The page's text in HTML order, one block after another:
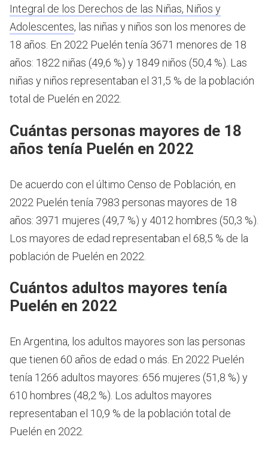
Integral de los Derechos de las Niñas, Niños y
Adolescentes, las niñas y niños son los menores de
18 años. En 2022 Puelén tenía 3671 menores de 18
años: 1822 niñas (49,6 %) y 1849 niños (50,4 %). Las
niñas y niños representaban el 31,5 % de la población
total de Puelén en 2022.
Cuántas personas mayores de 18
años tenía Puelén en 2022
De acuerdo con el último Censo de Población, en
2022 Puelén tenía 7983 personas mayores de 18
años: 3971 mujeres (49,7 %) y 4012 hombres (50,3 %).
Los mayores de edad representaban el 68,5 % de la
población de Puelén en 2022.
Cuántos adultos mayores tenía
Puelén en 2022
En Argentina, los adultos mayores son las personas
que tienen 60 años de edad o más. En 2022 Puelén
tenía 1266 adultos mayores: 656 mujeres (51,8 %) y
610 hombres (48,2 %). Los adultos mayores
representaban el 10,9 % de la población total de
Puelén en 2022.